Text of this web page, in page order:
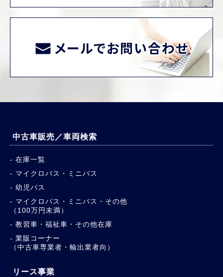
メールでお問い合わせ
中古車販売／車両検索
在庫一覧
マイクロバス・ミニバス
幼児バス
マイクロバス・ミニバス・その他
（100万円未満）
教習車・福祉車・その他在庫
業販コーナー
（中古車専業者・輸出業者向）
リース事業